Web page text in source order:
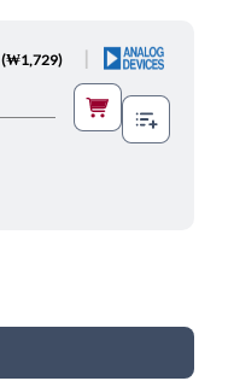
(₩1,729)